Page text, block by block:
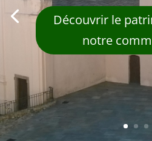
Découvrir le
notre